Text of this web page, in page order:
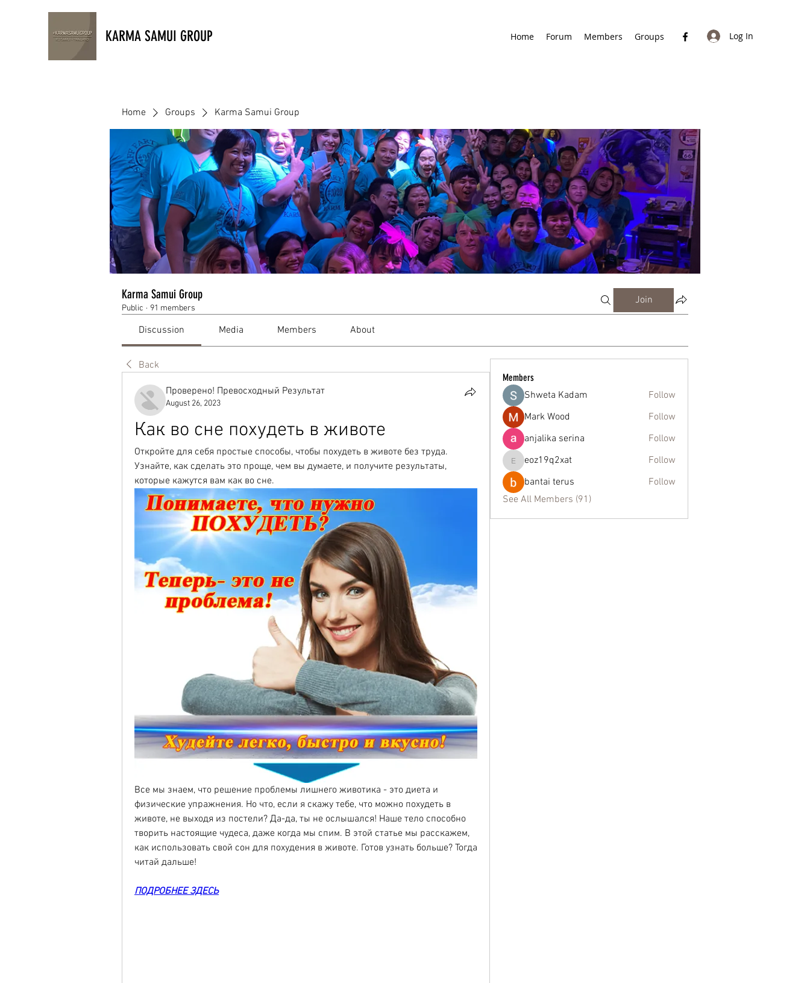
KARMA SAMUI GROUP Home Forum Members Groups Log In
Home Groups Karma Samui Group
Karma Samui Group
Public · 91 members
Join
Discussion Media Members About
Back
Проверено! Превосходный Результат
August 26, 2023
Как во сне похудеть в животе
Откройте для себя простые способы, чтобы похудеть в животе без труда.
Узнайте, как сделать это проще, чем вы думаете, и получите результаты,
которые кажутся вам как во сне.
Все мы знаем, что решение проблемы лишнего животика - это диета и
физические упражнения. Но что, если я скажу тебе, что можно похудеть в
животе, не выходя из постели? Да-да, ты не ослышался! Наше тело способно
творить настоящие чудеса, даже когда мы спим. В этой статье мы расскажем,
как использовать свой сон для похудения в животе. Готов узнать больше? Тогда
читай дальше!
ПОДРОБНЕЕ ЗДЕСЬ
Members
Shweta Kadam
Follow
Mark Wood
Follow
anjalika serina
Follow
eoz19q2xat
eoz19q2xat
Follow
bantai terus
Follow
See All Members (91)